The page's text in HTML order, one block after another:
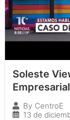
Soleste
By CentroE
13 de